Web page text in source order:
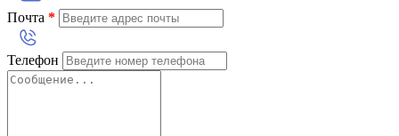
Почта *
Телефон